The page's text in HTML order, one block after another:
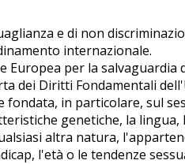
e di non
internazionale.
Europea per la
dei Diritti Fondamentali
fondata, in particolare, sul
genetiche, la
altra natura,
l'età o le tendenze